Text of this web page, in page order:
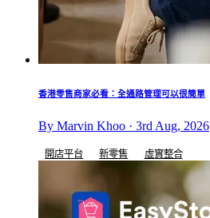
香港零售商家必看：全通路管理可以很簡單
By Marvin Khoo · 3rd Aug, 2026
開店平台 新零售 虛實整合